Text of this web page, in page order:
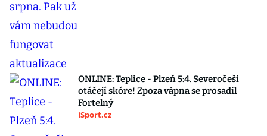
ONLINE: Teplice - Plzeň 5:4. Severočeši
otáčejí skóre! Zpoza vápna se prosadil
Fortelný
iSport.cz